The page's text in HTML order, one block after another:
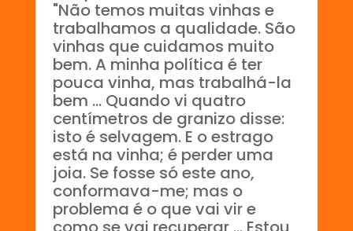
"Não temos muitas vinhas e
trabalhamos a qualidade. São
vinhas que cuidamos muito
bem. A minha política é ter
pouca vinha, mas trabalhá-la
bem ... Quando vi quatro
centímetros de granizo disse:
isto é selvagem. E o estrago
está na vinha; é perder uma
joia. Se fosse só este ano,
conformava-me; mas o
problema é o que vai vir e